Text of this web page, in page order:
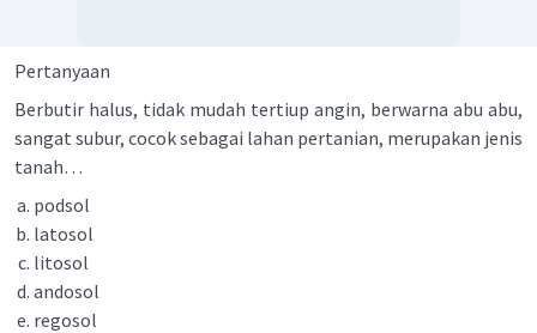
Pertanyaan
Berbutir halus, tidak mudah tertiup angin, berwarna abu abu,
sangat subur, cocok sebagai lahan pertanian, merupakan jenis
tanah…
podsol
latosol
litosol
andosol
regosol